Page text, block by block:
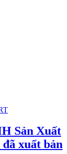
Sản Xuất
xuất bản